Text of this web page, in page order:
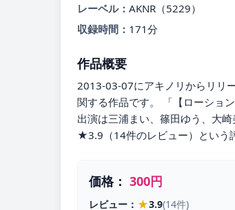
レーベル： AKNR（5229）
収録時間： 171分
作品概要
2013-03-07にアキノリからリリ
関する作品です。 「【ローショ
出演は三浦まい、篠田ゆう、大
★3.9（14件のレビュー）という
価格： 300円
レビュー： ★3.9(14件)